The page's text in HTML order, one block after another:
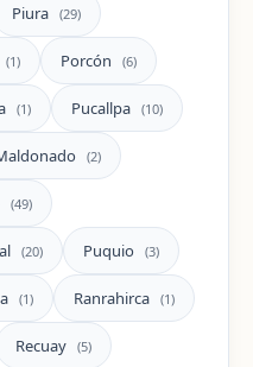
Piura (29)
(1) Porcón (6)
(1) Pucallpa (10)
(2)
(49)
(20) Puquio (3)
(1) Ranrahirca (1)
Recuay (5)